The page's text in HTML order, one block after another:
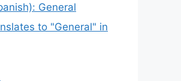
General
to "General" in